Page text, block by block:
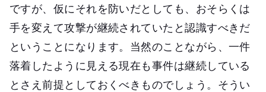
ですが、仮にそれを防いだとしても、おそらくは
手を変えて攻撃が継続されていたと認識すべきだ
ということになります。当然のことながら、一件
落着したように見える現在も事件は継続している
とさえ前提としておくべきものでしょう。そうい